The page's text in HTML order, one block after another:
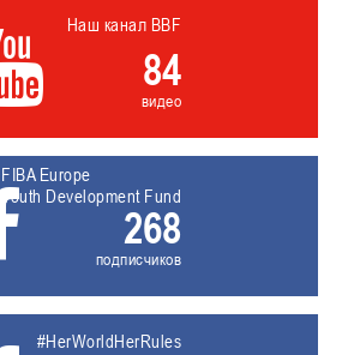
Наш канал BBF
84
видео
FIBA Europe
Youth Development Fund
268
подписчиков
#HerWorldHerRules